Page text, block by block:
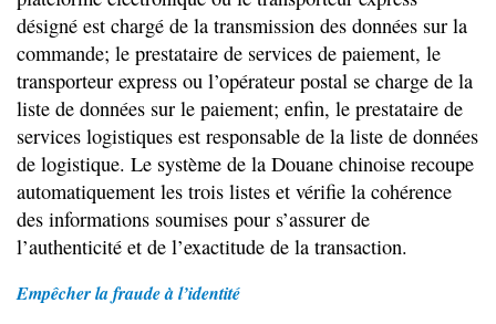
désigné est chargé de la transmission des données sur la
commande; le prestataire de services de paiement, le
transporteur express ou l’opérateur postal se charge de la
liste de données sur le paiement; enfin, le prestataire de
services logistiques est responsable de la liste de données
de logistique. Le système de la Douane chinoise recoupe
automatiquement les trois listes et vérifie la cohérence
des informations soumises pour s’assurer de
l’authenticité et de l’exactitude de la transaction.
Empêcher la fraude à l’identité